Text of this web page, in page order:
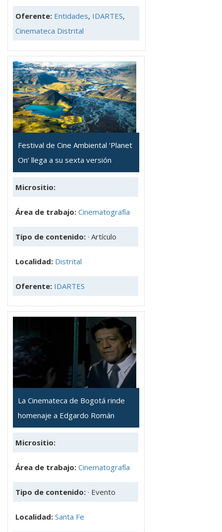
Oferente: Entidades, IDARTES,
Cinemateca Distrital
Festival de Cine Ambiental ‘Planet
On’ llega a su sexta versión
Micrositio:
Área de trabajo: Cinematografía
Tipo de contenido: · Artículo
Localidad: Distrital
Oferente: IDARTES
La Cinemateca de Bogotá rinde
homenaje a Edgardo Román
Micrositio:
Área de trabajo: Cinematografía
Tipo de contenido: · Evento
Localidad: Santa Fe